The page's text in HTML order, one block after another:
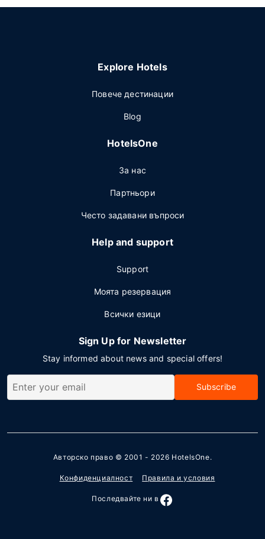
Explore Hotels
Повече дестинации
Blog
HotelsOne
За нас
Партньори
Често задавани въпроси
Help and support
Support
Моята резервация
Всички езици
Sign Up for Newsletter
Stay informed about news and special offers!
Subscribe
Авторско право © 2001 - 2026 HotelsOne.
Конфиденциалност Правила и условия
Последвайте ни в